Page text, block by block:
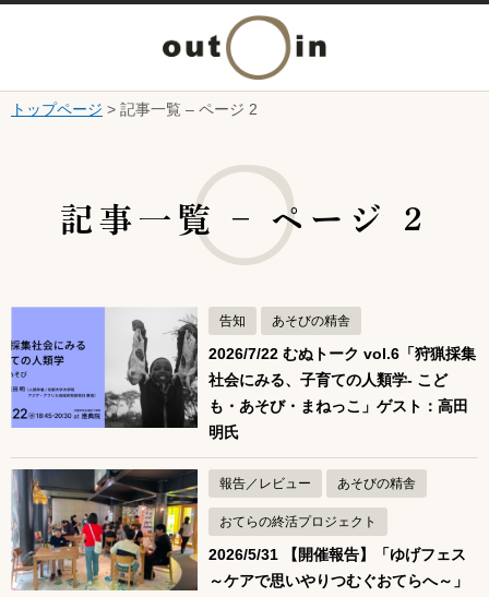
本文へ
ニ
開
く
トップページ > 記事一覧 – ページ 2
記事一覧 – ページ 2
告知 あそびの精舎
2026/7/22 むぬトーク vol.6「狩猟採集
社会にみる、子育ての人類学- こど
も・あそび・まねっこ」ゲスト：高田
明氏
報告／レビュー あそびの精舎
おてらの終活プロジェクト
2026/5/31 【開催報告】「ゆげフェス
～ケアで思いやりつむぐおてらへ～」